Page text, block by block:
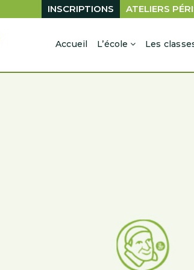
ATELIERS
INSCRIPTIONS
Accueil L’école Les